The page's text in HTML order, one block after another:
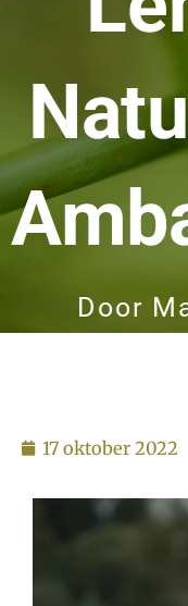
Door
17 oktober 2022